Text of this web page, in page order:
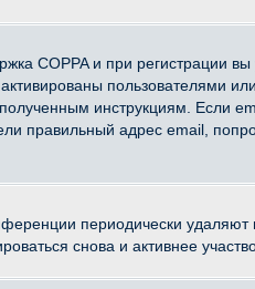
COPPA и при регистрации
пользователями
инструкциям. Если
правильный адрес email,
периодически удаляют
снова и активнее